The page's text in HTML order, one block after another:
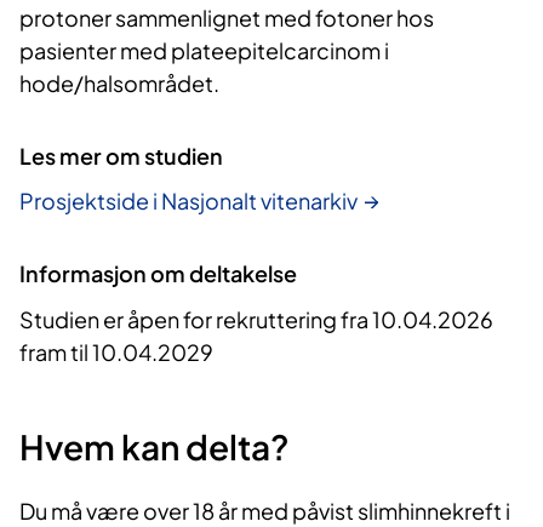
protoner sammenlignet med fotoner hos
pasienter med plateepitelcarcinom i
hode/halsområdet.
Les mer om studien
Prosjektside i Nasjonalt vitenarkiv
Informasjon om deltakelse
Studien er åpen for rekruttering fra 10.04.2026
fram til 10.04.2029
Hvem kan delta?
Du må være over 18 år med påvist slimhinnekreft i